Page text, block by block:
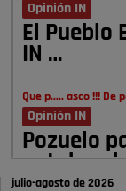
Opinión IN
El Pueblo
IN …
Que p..... asco !!!
Opinión IN
Pozuelo
julio-agosto de 2026